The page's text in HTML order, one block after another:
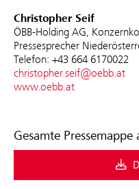
Christopher Seif
ÖBB-Holding AG,
Pressesprecher
Telefon: +43 664 6170022
christopher.seif@oebb.at
www.oebb.at
Gesamte Pressemappe